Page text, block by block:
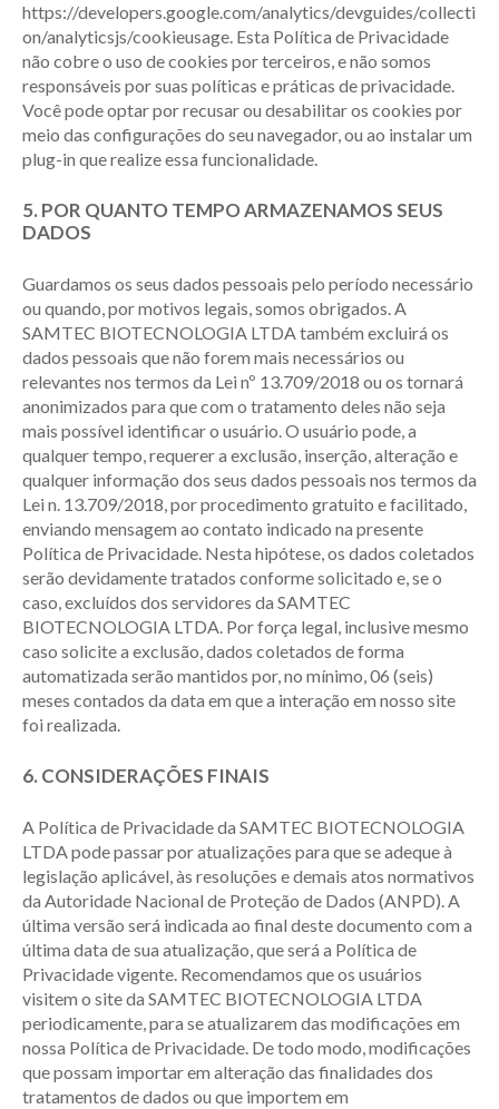
https://developers.google.com/analytics/devguides/collecti
on/analyticsjs/cookieusage. Esta Política de Privacidade
não cobre o uso de cookies por terceiros, e não somos
responsáveis por suas políticas e práticas de privacidade.
Você pode optar por recusar ou desabilitar os cookies por
meio das configurações do seu navegador, ou ao instalar um
plug-in que realize essa funcionalidade.
5. POR QUANTO TEMPO ARMAZENAMOS SEUS
DADOS
Guardamos os seus dados pessoais pelo período necessário
ou quando, por motivos legais, somos obrigados. A
SAMTEC BIOTECNOLOGIA LTDA também excluirá os
dados pessoais que não forem mais necessários ou
relevantes nos termos da Lei nº 13.709/2018 ou os tornará
anonimizados para que com o tratamento deles não seja
mais possível identificar o usuário. O usuário pode, a
qualquer tempo, requerer a exclusão, inserção, alteração e
qualquer informação dos seus dados pessoais nos termos da
Lei n. 13.709/2018, por procedimento gratuito e facilitado,
enviando mensagem ao contato indicado na presente
Política de Privacidade. Nesta hipótese, os dados coletados
serão devidamente tratados conforme solicitado e, se o
caso, excluídos dos servidores da SAMTEC
BIOTECNOLOGIA LTDA. Por força legal, inclusive mesmo
caso solicite a exclusão, dados coletados de forma
automatizada serão mantidos por, no mínimo, 06 (seis)
meses contados da data em que a interação em nosso site
foi realizada.
6. CONSIDERAÇÕES FINAIS
A Política de Privacidade da SAMTEC BIOTECNOLOGIA
LTDA pode passar por atualizações para que se adeque à
legislação aplicável, às resoluções e demais atos normativos
da Autoridade Nacional de Proteção de Dados (ANPD). A
última versão será indicada ao final deste documento com a
última data de sua atualização, que será a Política de
Privacidade vigente. Recomendamos que os usuários
visitem o site da SAMTEC BIOTECNOLOGIA LTDA
periodicamente, para se atualizarem das modificações em
nossa Política de Privacidade. De todo modo, modificações
que possam importar em alteração das finalidades dos
tratamentos de dados ou que importem em